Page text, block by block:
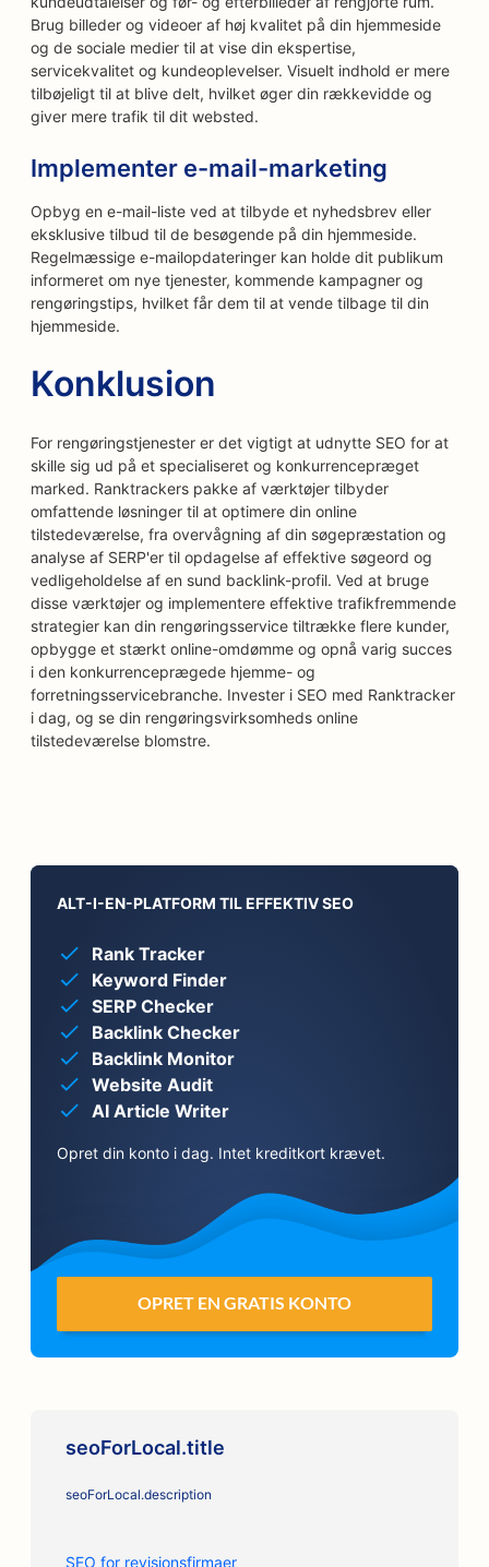
Brug billeder og videoer af høj kvalitet på din hjemmeside
og de sociale medier til at vise din ekspertise,
servicekvalitet og kundeoplevelser. Visuelt indhold er mere
tilbøjeligt til at blive delt, hvilket øger din rækkevidde og
giver mere trafik til dit websted.
Implementer e-mail-marketing
Opbyg en e-mail-liste ved at tilbyde et nyhedsbrev eller
eksklusive tilbud til de besøgende på din hjemmeside.
Regelmæssige e-mailopdateringer kan holde dit publikum
informeret om nye tjenester, kommende kampagner og
rengøringstips, hvilket får dem til at vende tilbage til din
hjemmeside.
Konklusion
For rengøringstjenester er det vigtigt at udnytte SEO for at
skille sig ud på et specialiseret og konkurrencepræget
marked. Ranktrackers pakke af værktøjer tilbyder
omfattende løsninger til at optimere din online
tilstedeværelse, fra overvågning af din søgepræstation og
analyse af SERP'er til opdagelse af effektive søgeord og
vedligeholdelse af en sund backlink-profil. Ved at bruge
disse værktøjer og implementere effektive trafikfremmende
strategier kan din rengøringsservice tiltrække flere kunder,
opbygge et stærkt online-omdømme og opnå varig succes
i den konkurrenceprægede hjemme- og
forretningsservicebranche. Invester i SEO med Ranktracker
i dag, og se din rengøringsvirksomheds online
tilstedeværelse blomstre.
ALT-I-EN-PLATFORM TIL EFFEKTIV SEO
Rank Tracker
Keyword Finder
SERP Checker
Backlink Checker
Backlink Monitor
Website Audit
AI Article Writer
Opret din konto i dag. Intet kreditkort krævet.
OPRET EN GRATIS KONTO
seoForLocal.title
seoForLocal.description
SEO for revisionsfirmaer